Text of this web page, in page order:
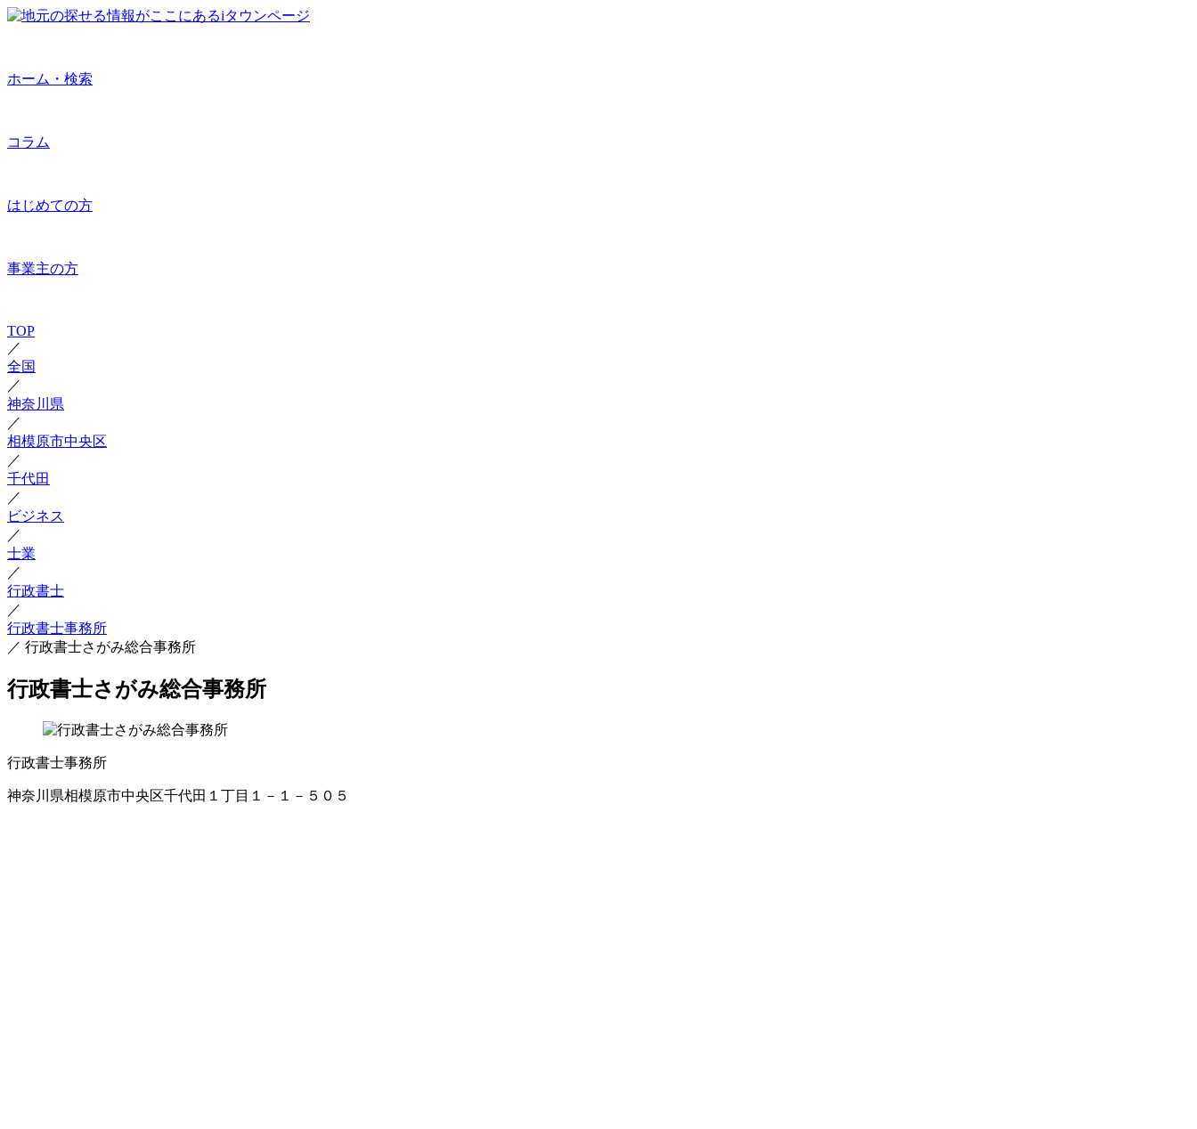
ホーム・検索
コラム
はじめての方
事業主の方
TOP
／
全国
／
神奈川県
／
相模原市中央区
／
千代田
／
ビジネス
／
士業
／
行政書士
／
行政書士事務所
／ 行政書士さがみ総合事務所
行政書士さがみ総合事務所
行政書士事務所
神奈川県相模原市中央区千代田１丁目１－１－５０５